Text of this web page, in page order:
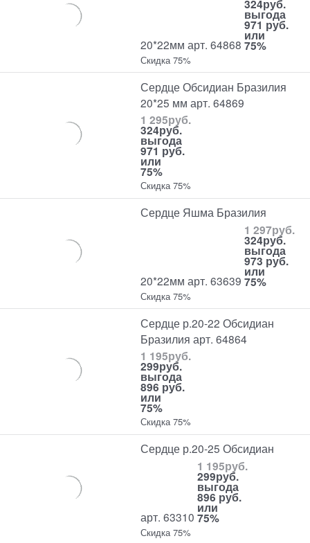
20*22мм арт. 64868
324руб.
выгода
971 руб.
или
75%
Скидка 75%
Сердце Обсидиан Бразилия
20*25 мм арт. 64869
1 295руб.
324руб.
выгода
971 руб.
или
75%
Скидка 75%
Сердце Яшма Бразилия
20*22мм арт. 63639
1 297руб.
324руб.
выгода
973 руб.
или
75%
Скидка 75%
Сердце р.20-22 Обсидиан
Бразилия арт. 64864
1 195руб.
299руб.
выгода
896 руб.
или
75%
Скидка 75%
Сердце р.20-25 Обсидиан
арт. 63310
1 195руб.
299руб.
выгода
896 руб.
или
75%
Скидка 75%